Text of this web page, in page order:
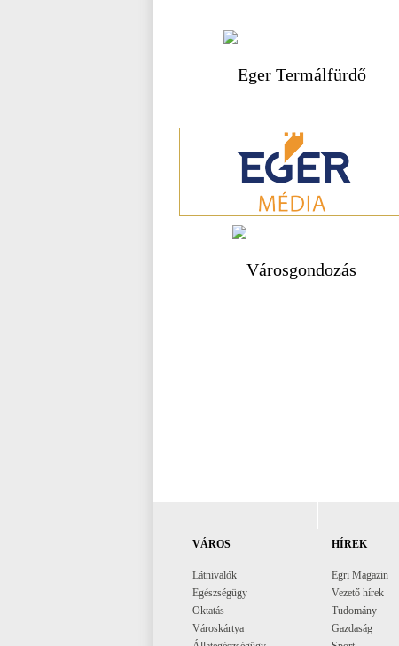
VÁROS
Látnivalók
Egészségügy
Oktatás
Városkártya
HÍREK
Egri Magazin
Vezető hírek
Tudomány
Gazdaság